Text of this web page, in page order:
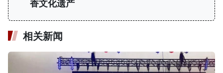
香文化遗产
相关新闻